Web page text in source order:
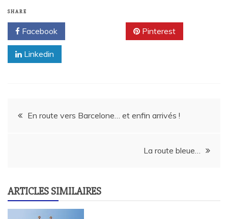
SHARE
Facebook Pinterest
Linkedin
Navigation
En route vers Barcelone… et enfin arrivés !
La route bleue…
ARTICLES SIMILAIRES